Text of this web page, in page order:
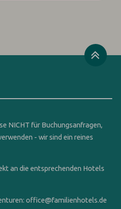
NICHT für Buchungsanfragen,
- wir sind ein reines
an die entsprechenden Hotels
office@familienhotels.de